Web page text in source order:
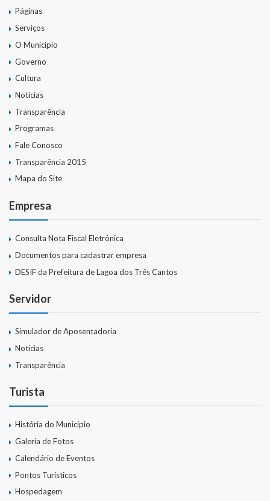
Páginas
Serviços
O Município
Governo
Cultura
Notícias
Transparência
Programas
Fale Conosco
Transparência 2015
Mapa do Site
Empresa
Consulta Nota Fiscal Eletrônica
Documentos para cadastrar empresa
DESIF da Prefeitura de Lagoa dos Três Cantos
Servidor
Simulador de Aposentadoria
Notícias
Transparência
Turista
História do Município
Galeria de Fotos
Calendário de Eventos
Pontos Turísticos
Hospedagem